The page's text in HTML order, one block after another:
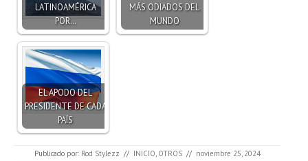
LATINOAMÉRICA
POR…
MÁS ODIADOS DEL
MUNDO
EL APODO DEL
PRESIDENTE DE CADA
PAÍS
Publicado por: Rod Stylezz // INICIO OTROS // noviembre 25, 2024